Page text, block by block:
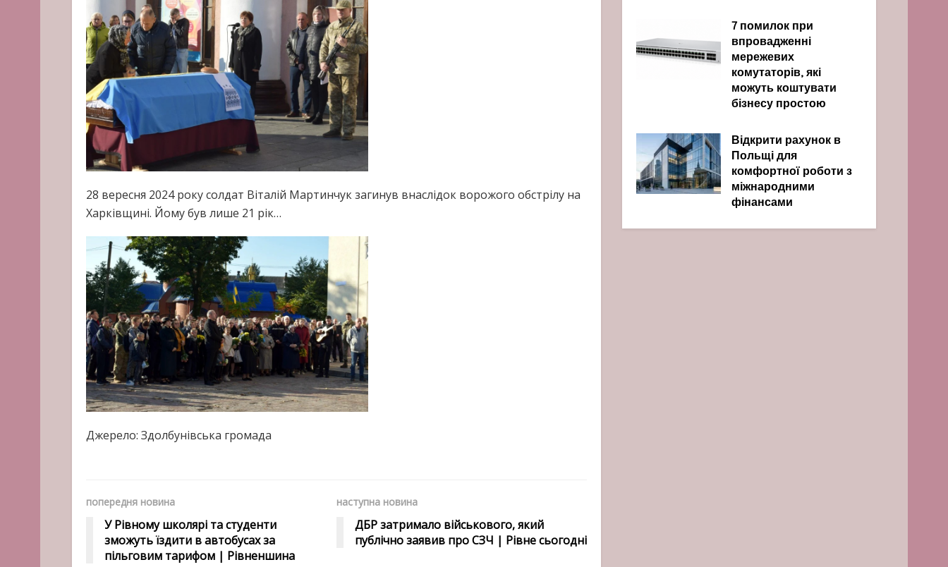
28 вересня 2024 року солдат Віталій Мартинчук загинув внаслідок ворожого обстрілу на
Харківщині. Йому був лише 21 рік…
Джерело: Здолбунівська громада
попередня новина
У Рівному школярі та студенти
зможуть їздити в автобусах за
пільговим тарифом | Рівненшина
наступна новина
ДБР затримало військового, який
публічно заявив про СЗЧ | Рівне сьогодні
7 помилок при
впровадженні
мережевих
комутаторів, які
можуть коштувати
бізнесу простою
Відкрити рахунок в
Польщі для
комфортної роботи з
міжнародними
фінансами